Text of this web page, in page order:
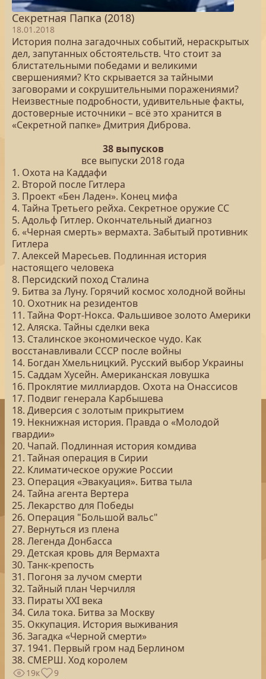
Секретная Папка (2018)
18.01.2018
История полна загадочных событий, нераскрытых
дел, запутанных обстоятельств. Что стоит за
блистательными победами и великими
свершениями? Кто скрывается за тайными
заговорами и сокрушительными поражениями?
Неизвестные подробности, удивительные факты,
достоверные источники – всё это хранится в
«Секретной папке» Дмитрия Диброва.
38 выпусков
все выпуски 2018 года
1. Охота на Каддафи
2. Второй после Гитлера
3. Проект «Бен Ладен». Конец мифа
4. Тайна Третьего рейха. Секретное оружие СС
5. Адольф Гитлер. Окончательный диагноз
6. «Черная смерть» вермахта. Забытый противник
Гитлера
7. Алексей Маресьев. Подлинная история
настоящего человека
8. Персидский поход Сталина
9. Битва за Луну. Горячий космос холодной войны
10. Охотник на резидентов
11. Тайна Форт-Нокса. Фальшивое золото Америки
12. Аляска. Тайны сделки века
13. Сталинское экономическое чудо. Как
восстанавливали СССР после войны
14. Богдан Хмельницкий. Русский выбор Украины
15. Саддам Хусейн. Американская ловушка
16. Проклятие миллиардов. Охота на Онассисов
17. Подвиг генерала Карбышева
18. Диверсия с золотым прикрытием
19. Некнижная история. Правда о «Молодой
гвардии»
20. Чапай. Подлинная история комдива
21. Тайная операция в Сирии
22. Климатическое оружие России
23. Операция «Эвакуация». Битва тыла
24. Тайна агента Вертера
25. Лекарство для Победы
26. Операция "Большой вальс"
27. Вернуться из плена
28. Легенда Донбасса
29. Детская кровь для Вермахта
30. Танк-крепость
31. Погоня за лучом смерти
32. Тайный план Черчилля
33. Пираты ХХI века
34. Сила тока. Битва за Москву
35. Оккупация. История выживания
36. Загадка «Черной смерти»
37. 1941. Первый гром над Берлином
38. СМЕРШ. Ход королем
19к 9